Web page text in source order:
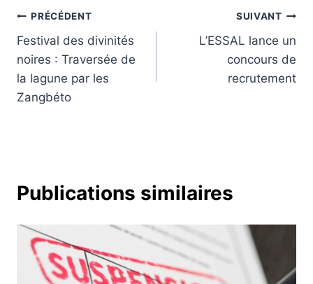
Navigation
de
l’article
PRÉCÉDENT
Festival des divinités
noires : Traversée de
la lagune par les
Zangbéto
SUIVANT
L’ESSAL lance un
concours de
recrutement
Publications similaires